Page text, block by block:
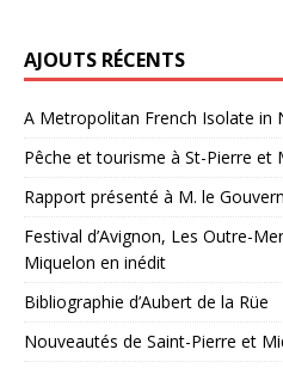
AJOUTS RÉCENTS
A Metropolitan French Isolate in
Pêche et tourisme à St-Pierre et
Rapport présenté à M. le
Festival d’Avignon, Les Outre-
Miquelon en inédit
Bibliographie d’Aubert de la Rüe
Nouveautés de Saint-Pierre et